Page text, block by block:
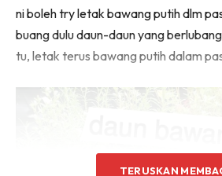
ni boleh try letak bawang putih dlm
buang dulu daun-daun yang
tu, letak terus bawang putih dalam
TERUSKAN